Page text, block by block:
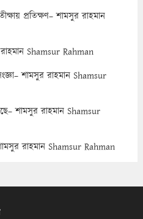
প্রতিক্ষণ– শামসুর রাহমান
Shamsur Rahman
শামসুর রাহমান Shamsur
শামসুর রাহমান Shamsur
রাহমান Shamsur Rahman